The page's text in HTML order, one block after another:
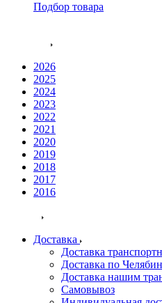
Подбор товара
2026
2025
2024
2023
2022
2021
2020
2019
2018
2017
2016
Доставка
Доставка
Доставка по
Доставка нашим
Самовывоз